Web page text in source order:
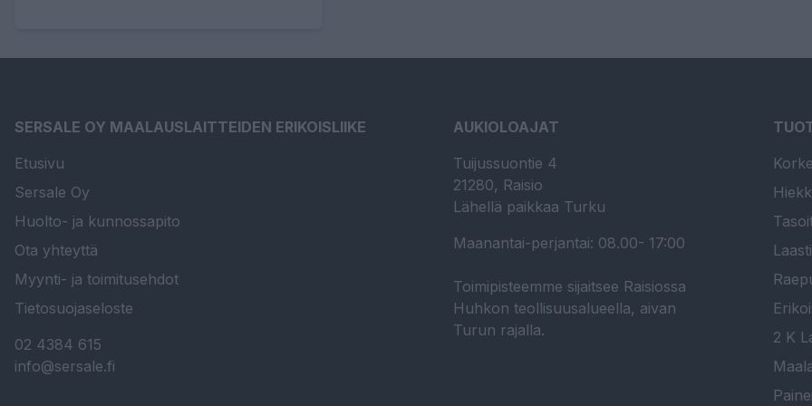
SERSALE OY MAALAUSLAITTEIDEN ERIKOISLIIKE
Etusivu
Sersale Oy
Huolto- ja kunnossapito
Ota yhteyttä
Myynti- ja toimitusehdot
Tietosuojaseloste
02 4384 615
info@sersale.fi
AUKIOLOAJAT
Tuijussuontie 4
21280, Raisio
Lähellä paikkaa Turku
Maanantai-perjantai: 08.00- 17:00
Toimipisteemme sijaitsee Raisiossa
Huhkon teollisuusalueella, aivan
Turun rajalla.
2 K